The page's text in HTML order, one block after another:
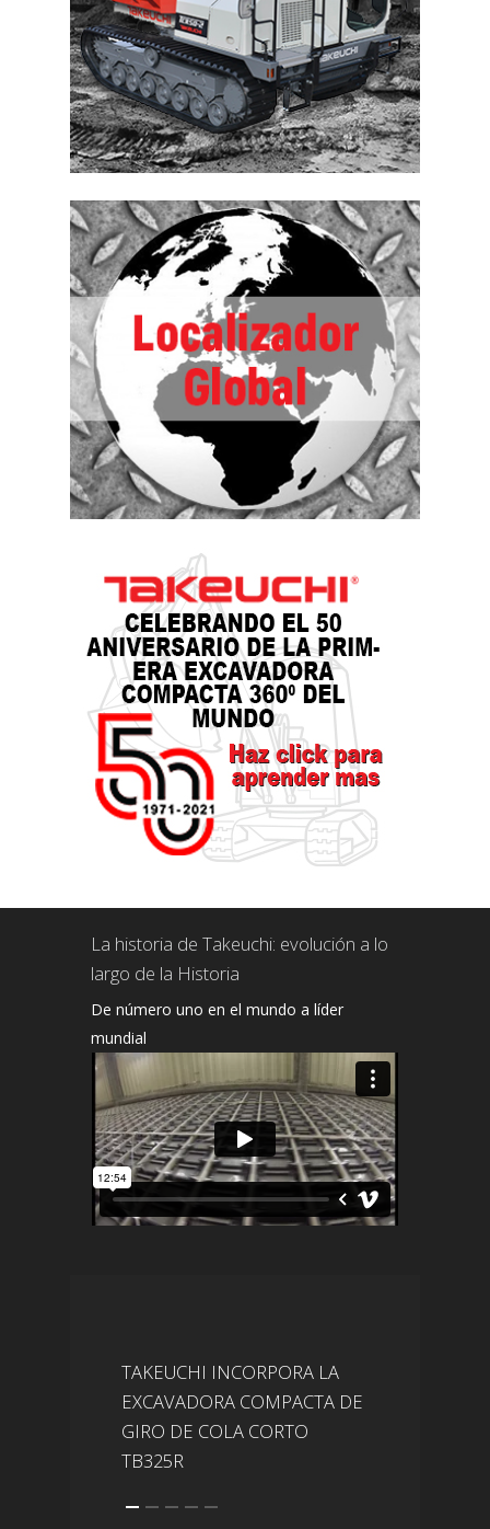
La historia de Takeuchi: evolución a lo
largo de la Historia
De número uno en el mundo a líder
mundial
TAKEUCHI INCORPORA LA
EXCAVADORA COMPACTA DE
GIRO DE COLA CORTO
TB325R